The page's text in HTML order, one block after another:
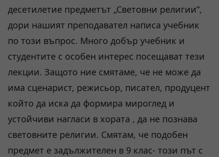
десетилетие предметът „Световни религии“,
дори нашият преподавател написа учебник
по този въпрос. Много добър учебник и
студентите с особен интерес посещават тези
лекции. Защото ние смятаме, че не може да
има сценарист, режисьор, писател, продуцент
който да иска да формира мироглед и
устойчиви нагласи в хората , да не познава
световните религии. Смятам, че подобен
предмет е задължителен в 9 клас- този път с